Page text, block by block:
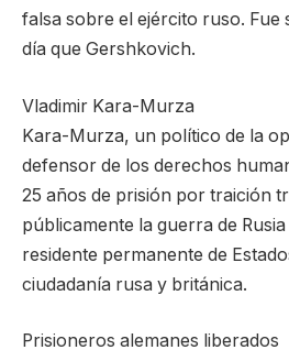
falsa sobre el ejército ruso. Fue
día que Gershkovich.
Vladimir Kara-Murza
Kara-Murza, un político de la
defensor de los derechos
25 años de prisión por traición
públicamente la guerra de
residente permanente de
ciudadanía rusa y británica.
Prisioneros alemanes liberados